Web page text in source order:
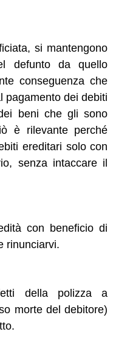
si mantengono
defunto da quello
conseguenza che
pagamento dei debiti
beni che gli sono
è rilevante perché
ereditari solo con
senza intaccare il
con beneficio di
rinunciarvi.
della polizza a
morte del debitore)